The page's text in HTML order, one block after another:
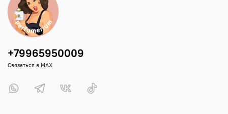
+79965950009
Связаться в MAX